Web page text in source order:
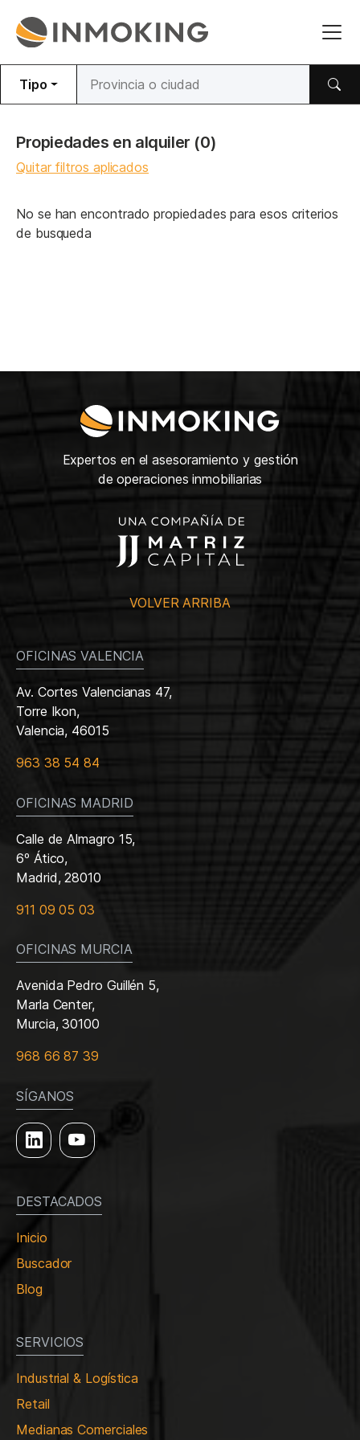
Tipo
Propiedades en alquiler (0)
Quitar filtros aplicados
No se han encontrado propiedades para esos criterios
de busqueda
Expertos en el asesoramiento y gestión
de operaciones inmobiliarias
VOLVER ARRIBA
OFICINAS VALENCIA
Av. Cortes Valencianas 47,
Torre Ikon,
Valencia, 46015
963 38 54 84
OFICINAS MADRID
Calle de Almagro 15,
6º Ático,
Madrid, 28010
911 09 05 03
OFICINAS MURCIA
Avenida Pedro Guillén 5,
Marla Center,
Murcia, 30100
968 66 87 39
SÍGANOS
DESTACADOS
Inicio
Buscador
Blog
SERVICIOS
Industrial & Logística
Retail
Medianas Comerciales